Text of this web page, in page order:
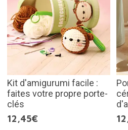
Kit d'amigurumi facile :
faites votre propre porte-
clés
12,45€